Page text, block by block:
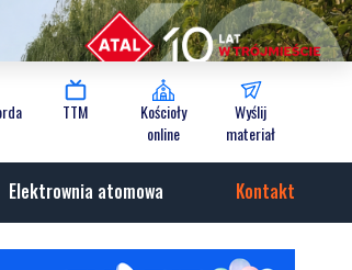
TTM
Kościoły
online
Wyślij
materiał
Elektrownia atomowa Kontakt